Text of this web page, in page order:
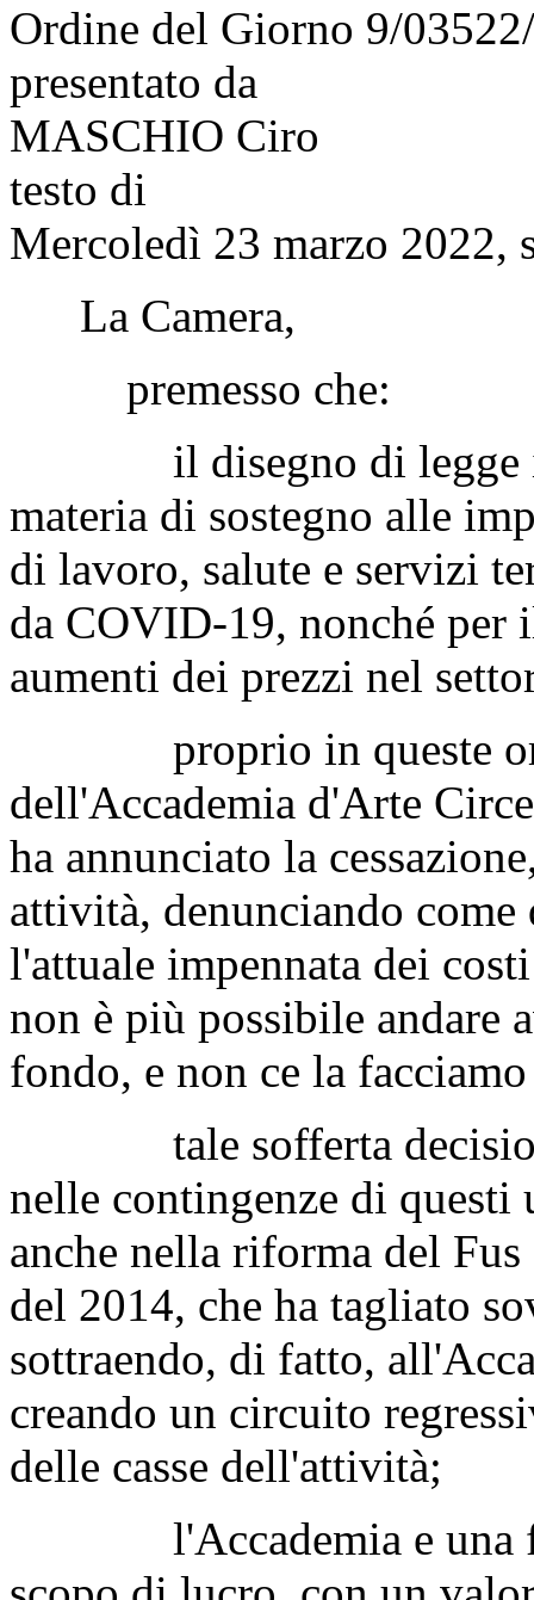
Ordine del Giorno 9/
presentato da
MASCHIO Ciro
testo di
Mercoledì 23 marzo 2022,
La Camera,
premesso che:
il disegno di legge in
materia di sostegno alle
di lavoro, salute e servizi
da COVID-19, nonché
aumenti dei prezzi nel
proprio in queste ore,
dell'Accademia d'Arte
ha annunciato la
attività, denunciando
l'attuale impennata dei
non è più possibile andare
fondo, e non ce la
tale sofferta decisione
nelle contingenze di
anche nella riforma del
del 2014, che ha tagliato
sottraendo, di fatto,
creando un circuito
delle casse dell'attività;
l'Accademia e una